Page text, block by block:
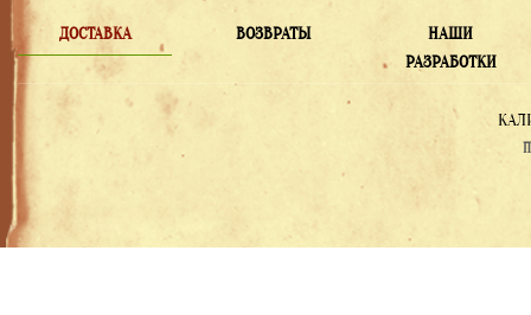
ДОСТАВКА ВОЗВРАТЫ
НАШИ
РАЗРАБОТКИ